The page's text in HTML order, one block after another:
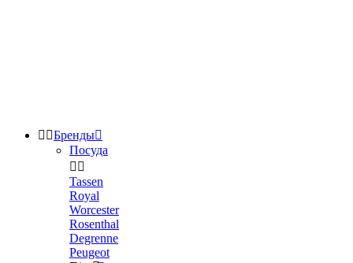
 Бренды
Посуда
 
Tassen
Royal
Worcester
Rosenthal
Degrenne
Peugeot